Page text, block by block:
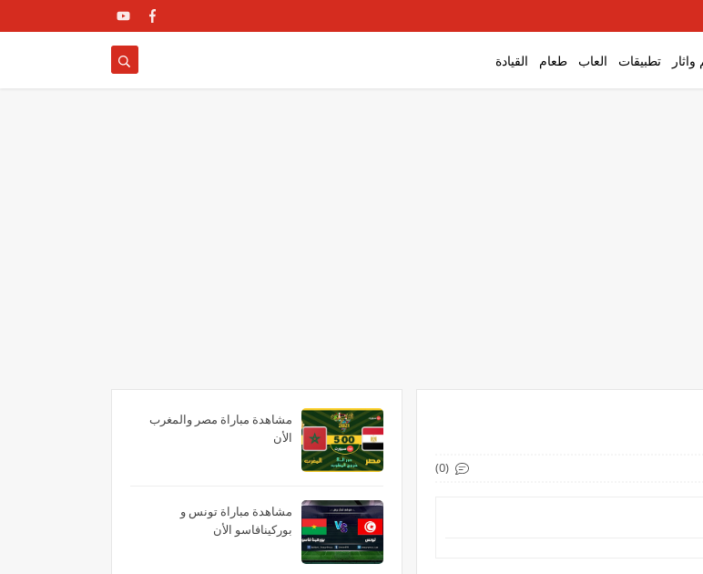
تطبيقات العاب طعام القيادة
(0)
مشاهدة مباراة مصر والمغرب
الأن
مشاهدة مباراة تونس و
بوركينافاسو الأن